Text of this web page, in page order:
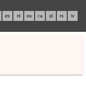
es nl eu ca pl rs lv